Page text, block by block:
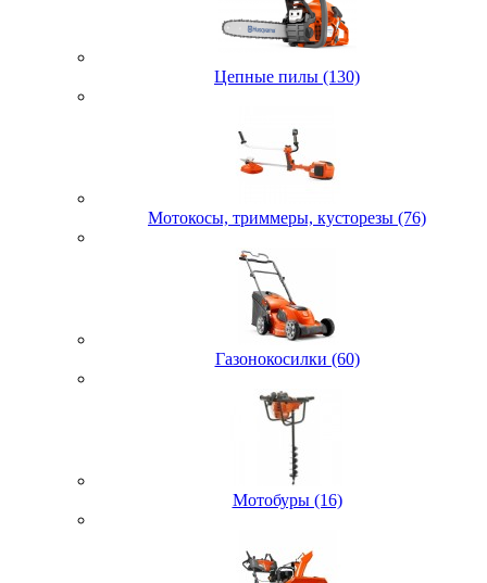
Цепные пилы (130)
Мотокосы, триммеры, кусторезы (76)
Газонокосилки (60)
Мотобуры (16)